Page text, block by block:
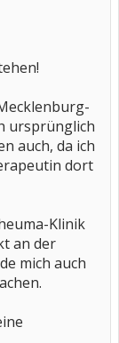
ursprünglich
auch, da ich
dort
Klinik
an der
mich auch